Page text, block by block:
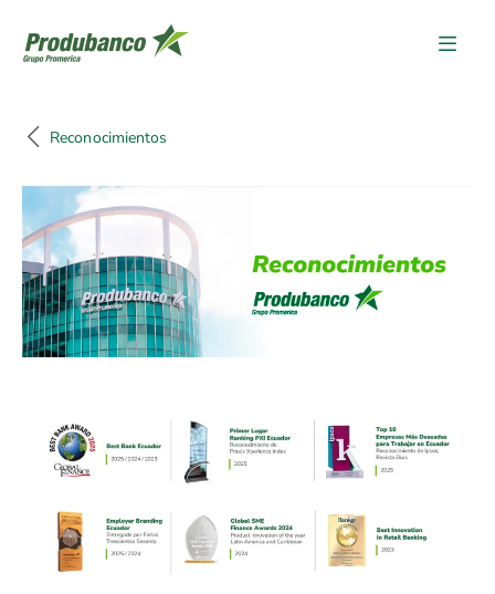
Reconocimientos
Reconocimientos